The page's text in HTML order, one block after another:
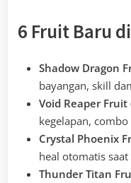
6 Fruit Baru
Shadow Dragon
bayangan, skill
Void Reaper Fruit
kegelapan,
Crystal Phoenix
heal otomatis
Thunder Titan